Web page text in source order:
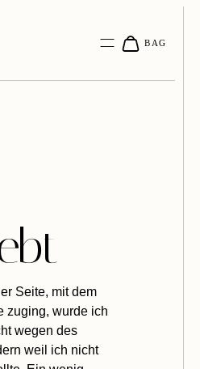
Seite, mit dem
zuging, wurde ich
wegen des
weil ich nicht